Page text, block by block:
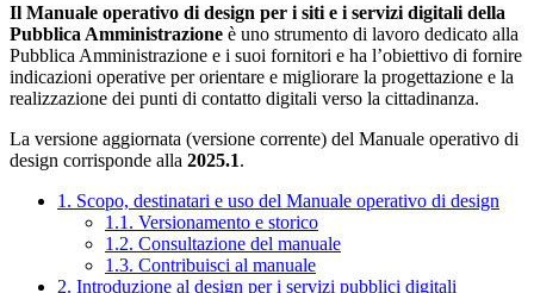
Il Manuale operativo di design per i siti e i servizi digitali della
Pubblica Amministrazione è uno strumento di lavoro dedicato alla
Pubblica Amministrazione e i suoi fornitori e ha l’obiettivo di fornire
indicazioni operative per orientare e migliorare la progettazione e la
realizzazione dei punti di contatto digitali verso la cittadinanza.
La versione aggiornata (versione corrente) del Manuale operativo di
design corrisponde alla 2025.1.
1. Scopo, destinatari e uso del Manuale operativo di design
1.1. Versionamento e storico
1.2. Consultazione del manuale
1.3. Contribuisci al manuale
2. Introduzione al design per i servizi pubblici digitali